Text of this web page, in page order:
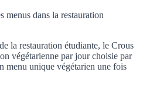
menus dans la restauration
la restauration étudiante, le Crous
végétarienne par jour choisie par
menu unique végétarien une fois